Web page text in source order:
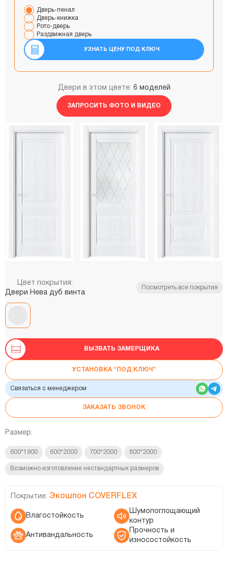
Дверь-пенал
Дверь-книжка
Рото-дверь
Раздвижная дверь
УЗНАТЬ ЦЕНУ ПОД КЛЮЧ
Двери в этом цвете: 6 моделей
ЗАПРОСИТЬ ФОТО И ВИДЕО
Цвет покрытия:
Двери Нева дуб винта
Посмотреть все покрытия
ВЫЗВАТЬ ЗАМЕРЩИКА
УСТАНОВКА “ПОД КЛЮЧ”
Связаться с менеджером
ЗАКАЗАТЬ ЗВОНОК
Размер:
600*1900 600*2000 700*2000 800*2000
Возможно изготовление нестандартных размеров
Покрытие: Экошпон COVERFLEX
Влагостойкость
Шумопоглощающий
контур
Антивандальность
Прочность и
износостойкость